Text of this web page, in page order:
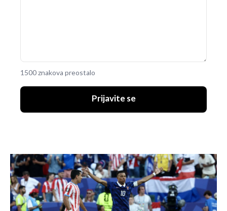
1500 znakova preostalo
Prijavite se